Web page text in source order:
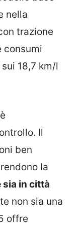
nella
trazione
consumi
18,7 km/l
Il
ben
la
sia in città
non sia una
offre